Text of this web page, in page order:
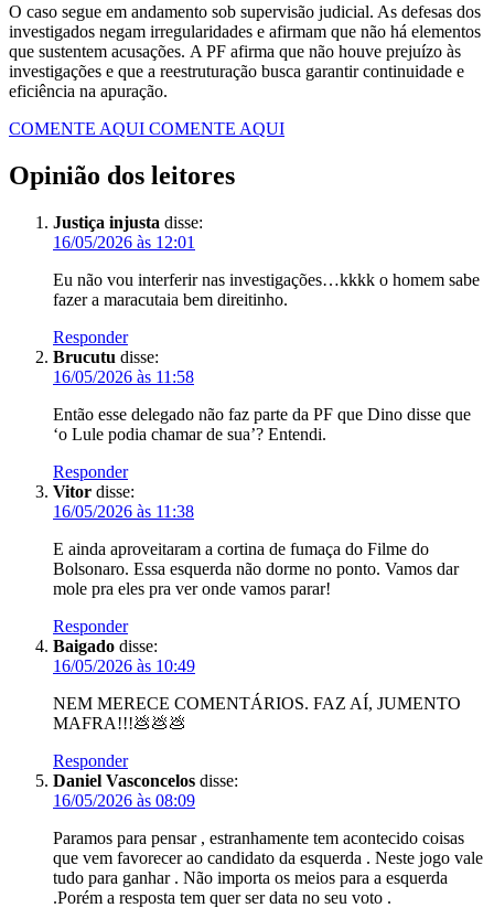
O caso segue em andamento sob supervisão judicial. As defesas dos
investigados negam irregularidades e afirmam que não há elementos
que sustentem acusações. A PF afirma que não houve prejuízo às
investigações e que a reestruturação busca garantir continuidade e
eficiência na apuração.
COMENTE AQUI COMENTE AQUI
Opinião dos leitores
Justiça injusta disse:
16/05/2026 às 12:01
Eu não vou interferir nas investigações…kkkk o homem sabe
fazer a maracutaia bem direitinho.
Responder
Brucutu disse:
16/05/2026 às 11:58
Então esse delegado não faz parte da PF que Dino disse que
‘o Lule podia chamar de sua’? Entendi.
Responder
Vitor disse:
16/05/2026 às 11:38
E ainda aproveitaram a cortina de fumaça do Filme do
Bolsonaro. Essa esquerda não dorme no ponto. Vamos dar
mole pra eles pra ver onde vamos parar!
Responder
Baigado disse:
16/05/2026 às 10:49
NEM MERECE COMENTÁRIOS. FAZ AÍ, JUMENTO
MAFRA!!!💩💩💩
Responder
Daniel Vasconcelos disse:
16/05/2026 às 08:09
Paramos para pensar , estranhamente tem acontecido coisas
que vem favorecer ao candidato da esquerda . Neste jogo vale
tudo para ganhar . Não importa os meios para a esquerda
.Porém a resposta tem quer ser data no seu voto .